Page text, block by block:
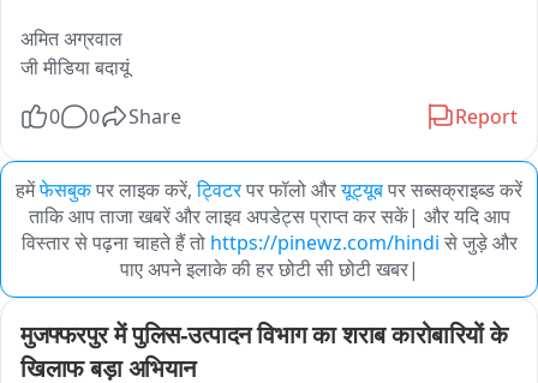
अमित अग्रवाल
जी मीडिया बदायूं
0 0 Share Report
हमेंफेसबुकपर लाइक करें, ट्विटरपर फॉलो औरयूट्यूबपर सब्सक्राइब्ड करें
ताकि आप ताजा खबरें और लाइव अपडेट्स प्राप्त कर सकें| और यदि आप
विस्तार से पढ़ना चाहते हैं तो https://pinewz.com/hindi से जुड़े और
पाए अपने इलाके की हर छोटी सी छोटी खबर|
मुजफ्फरपुर में पुलिस-उत्पादन विभाग का शराब कारोबारियों के
खिलाफ बड़ा अभियान